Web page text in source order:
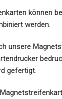
können
werden.
unsere
gefertigt.